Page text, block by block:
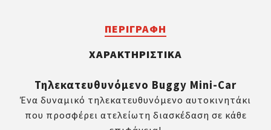
ΠΕΡΙΓΡΑΦΉ
ΧΑΡΑΚΤΗΡΙΣΤΙΚΆ
Τηλεκατευθυνόμενο Buggy Mini-Car
Ένα δυναμικό τηλεκατευθυνόμενο αυτοκινητάκι
που προσφέρει ατελείωτη διασκέδαση σε κάθε